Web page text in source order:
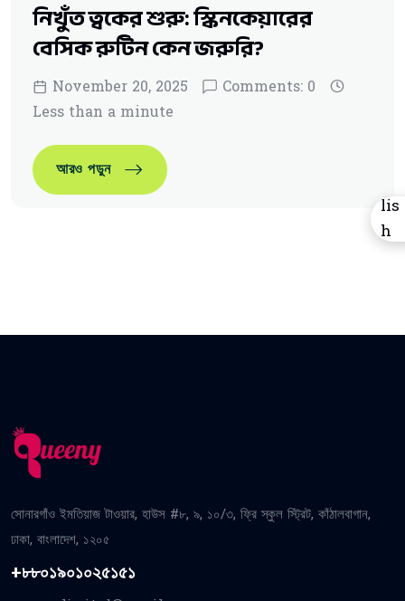
নিখুঁত ত্বকের শুরু: স্কিনকেয়ারের
বেসিক রুটিন কেন জরুরি?
November 20, 2025
Comments: 0
Less than a minute
আরও পড়ুন নিখুঁত ত্বকের শুরু: স্কিনকেয়ারের বেসিক রুটিন কেন জরুরি?
আরও পড়ুন নিখুঁত ত্বকের শুরু: স্কিনকেয়ারের বেসিক রুটিন কেন জরুরি?
সোনারগাঁও ইমতিয়াজ টাওয়ার, হাউস #৮, ৯, ১০/৩, ফ্রি স্কুল স্ট্রিট, কাঁঠালবাগান,
ঢাকা, বাংলাদেশ, ১২০৫
+৮৮০১৯০১০২৫১৫১